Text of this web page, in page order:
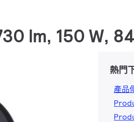
lm, 150 W,
熱門
產品